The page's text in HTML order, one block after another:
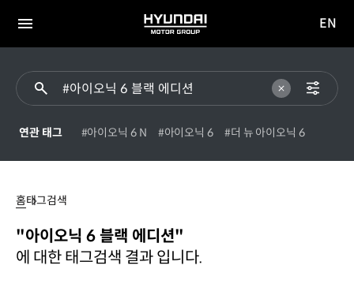
전체
HYUNDAI
MOTOR
이동
EN
연관 태그 #아이오닉 6 N #아이오닉 6 #더 뉴 아이오닉 6
에디션
홈태그검색
"아이오닉 6 블랙 에디션"
에 대한 태그검색 결과 입니다.